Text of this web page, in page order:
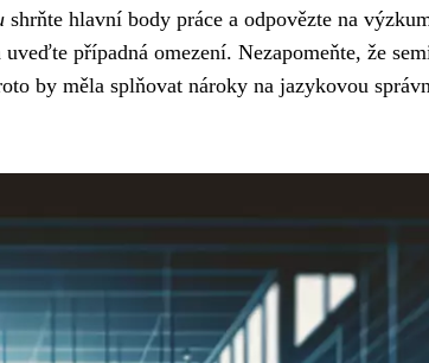
shrňte hlavní body práce a odpovězte na
případná omezení. Nezapomeňte, že
by měla splňovat nároky na jazykovou